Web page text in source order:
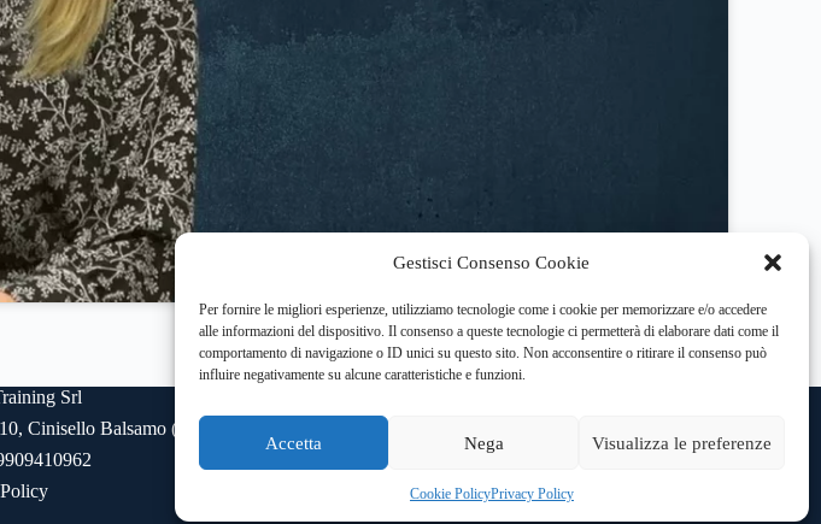
Gestisci Consenso Cookie
Per fornire le migliori esperienze, utilizziamo tecnologie come i cookie per memorizzare e/o accedere
alle informazioni del dispositivo. Il consenso a queste tecnologie ci permetterà di elaborare dati come il
comportamento di navigazione o ID unici su questo sito. Non acconsentire o ritirare il consenso può
influire negativamente su alcune caratteristiche e funzioni.
Accetta Nega Visualizza le preferenze
Cookie PolicyPrivacy Policy
Srl
Cinisello Balsamo (MI) - Sede operativa: Piazza Statuto 20, Torino